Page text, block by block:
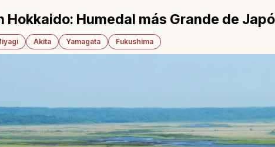
Hokkaido: Humedal más Grande de
Akita Yamagata Fukushima